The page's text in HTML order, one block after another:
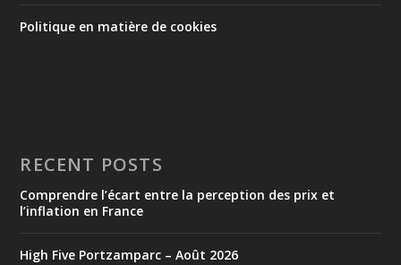
Politique en matière de cookies
RECENT POSTS
Comprendre l’écart entre la perception des prix et
l’inflation en France
High Five Portzamparc – Août 2026